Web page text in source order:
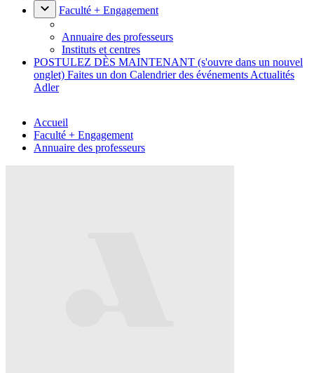
Faculté + Engagement
Annuaire des professeurs
Instituts et centres
POSTULEZ DÈS MAINTENANT (s'ouvre dans un nouvel
onglet) Faites un don Calendrier des événements Actualités
Adler
Accueil
Faculté + Engagement
Annuaire des professeurs